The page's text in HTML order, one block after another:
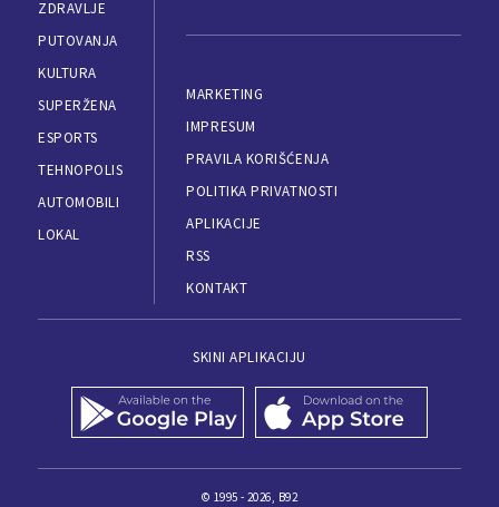
ZDRAVLJE
PUTOVANJA
KULTURA
SUPERŽENA
ESPORTS
TEHNOPOLIS
AUTOMOBILI
LOKAL
MARKETING
IMPRESUM
PRAVILA KORIŠĆENJA
POLITIKA PRIVATNOSTI
APLIKACIJE
RSS
KONTAKT
SKINI APLIKACIJU
© 1995 - 2026, B92